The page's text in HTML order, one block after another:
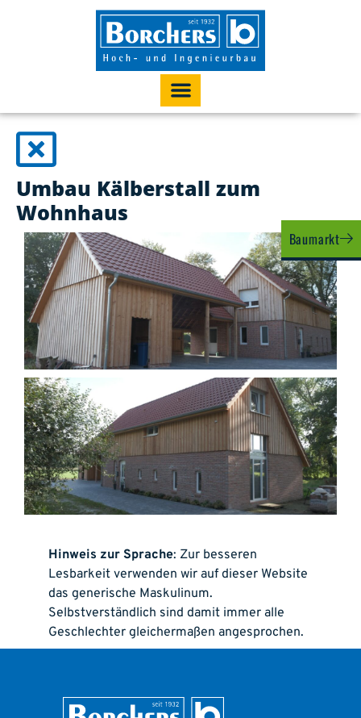
Baumarkt
Umbau Kälberstall zum
Wohnhaus
Hinweis zur Sprache: Zur besseren
Lesbarkeit verwenden wir auf dieser Website
das generische Maskulinum.
Selbstverständlich sind damit immer alle
Geschlechter gleichermaßen angesprochen.